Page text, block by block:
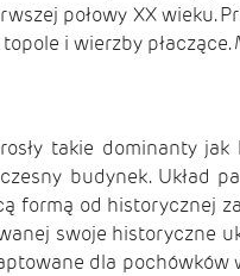
połowy XX wieku.
i wierzby
takie dominanty jak
budynek. Układ
od historycznej
swoje historyczne
dla